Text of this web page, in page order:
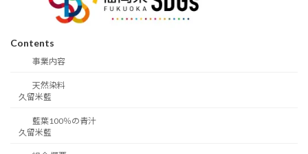
Contents
事業内容
天然染料
久留米藍
藍葉100％の青汁
久留米藍